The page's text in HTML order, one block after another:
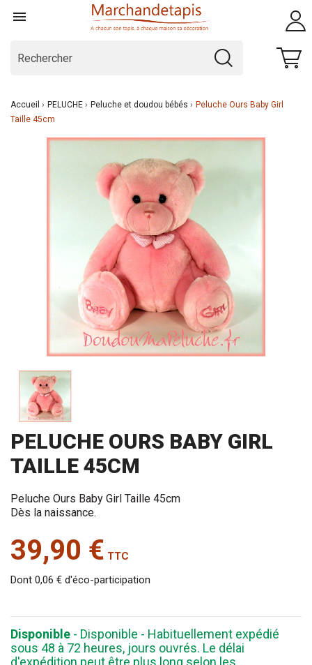

Accueil PELUCHE Peluche et doudou bébés
Peluche Ours Baby Girl
Taille 45cm
PELUCHE OURS BABY GIRL
TAILLE 45CM
Peluche Ours Baby Girl Taille 45cm
Dès la naissance.
39,90 € TTC
Dont 0,06 € d'éco-participation
Disponible - Disponible - Habituellement expédié
sous 48 à 72 heures, jours ouvrés. Le délai